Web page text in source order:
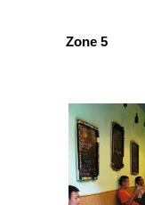
Zone 5